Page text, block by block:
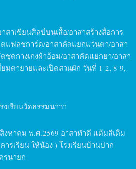
าสาเขียนศิลป์บนเสื้อ/อาสาสร้างสื่อการ
แฟลชการ์ด/อาสาคัดแยกแว่นตา/อาสา
ดกางเกงผ้าอ้อม/อาสาคัดแยกยา/อาสา
มตายายและเปิดสวนผัก วันที่ 1-2, 8-9,
งเรียนวัดธรรมนาวา
งหาคม พ.ศ.2569 อาสาทำดี แต้มสีเติม
รเรียน ให้น้อง ) โรงเรียนบ้านปาก
รนายก